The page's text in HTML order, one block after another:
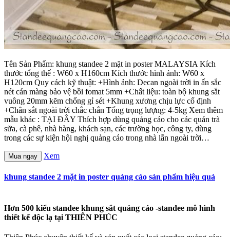
Tên Sản Phẩm: khung standee 2 mặt in poster MALAYSIA Kích
thước tổng thể : W60 x H160cm Kích thước hình ảnh: W60 x
H120cm Quy cách kỹ thuật: +Hình ảnh: Decan ngoài trời in ấn sắc
nét cán màng bảo vệ bồi fomat 5mm +Chất liệu: toàn bộ khung sắt
vuông 20mm kẽm chống gỉ sét +Khung xương chịu lực cố định
+Chân sắt ngoài trời chắc chắn Tổng trọng lượng: 4-5kg Xem thêm
mẫu khác : TẠI ĐÂY Thích hợp dùng quảng cáo cho các quán trà
sữa, cà phê, nhà hàng, khách sạn, các trường học, công ty, dùng
trong các sự kiện hội nghị quảng cáo trong nhà lẫn ngoài trời…
Mua ngay Xem
khung standee 2 mặt in poster quảng cáo sản phẩm hiệu quả
Hơn 500 kiểu standee khung sắt quảng cáo -standee mô hình
thiết kế độc lạ tại THIÊN PHÚC